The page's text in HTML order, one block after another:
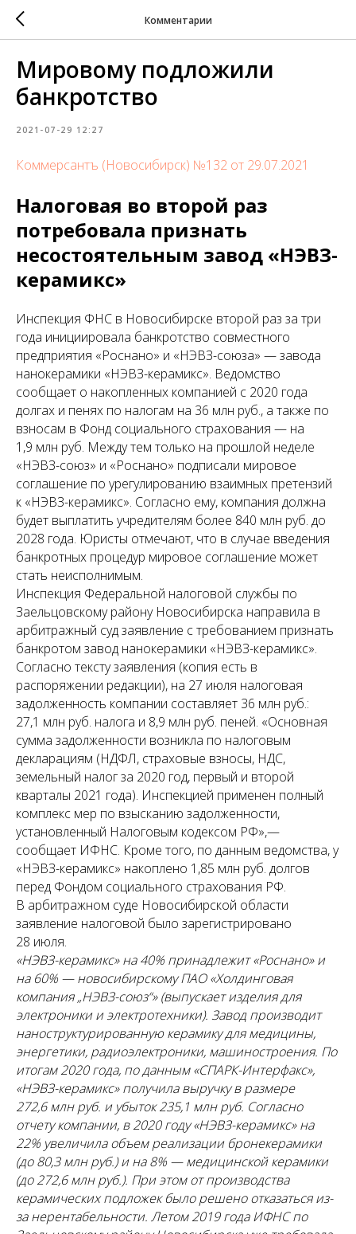
Комментарии
Мировому подложили
банкротство
2021-07-29 12:27
Коммерсантъ (Новосибирск) №132 от 29.07.2021
Налоговая во второй раз
потребовала признать
несостоятельным завод «НЭВЗ-
керамикс»
Инспекция ФНС в Новосибирске второй раз за три
года инициировала банкротство совместного
предприятия «Роснано» и «НЭВЗ-союза» — завода
нанокерамики «НЭВЗ-керамикс». Ведомство
сообщает о накопленных компанией с 2020 года
долгах и пенях по налогам на 36 млн руб., а также по
взносам в Фонд социального страхования — на
1,9 млн руб. Между тем только на прошлой неделе
«НЭВЗ-союз» и «Роснано» подписали мировое
соглашение по урегулированию взаимных претензий
к «НЭВЗ-керамикс». Согласно ему, компания должна
будет выплатить учредителям более 840 млн руб. до
2028 года. Юристы отмечают, что в случае введения
банкротных процедур мировое соглашение может
стать неисполнимым.
Инспекция Федеральной налоговой службы по
Заельцовскому району Новосибирска направила в
арбитражный суд заявление с требованием признать
банкротом завод нанокерамики «НЭВЗ-керамикс».
Согласно тексту заявления (копия есть в
распоряжении редакции), на 27 июля налоговая
задолженность компании составляет 36 млн руб.:
27,1 млн руб. налога и 8,9 млн руб. пеней. «Основная
сумма задолженности возникла по налоговым
декларациям (НДФЛ, страховые взносы, НДС,
земельный налог за 2020 год, первый и второй
кварталы 2021 года). Инспекцией применен полный
комплекс мер по взысканию задолженности,
установленный Налоговым кодексом РФ»,—
сообщает ИФНС. Кроме того, по данным ведомства, у
«НЭВЗ-керамикс» накоплено 1,85 млн руб. долгов
перед Фондом социального страхования РФ.
В арбитражном суде Новосибирской области
заявление налоговой было зарегистрировано
28 июля.
«НЭВЗ-керамикс» на 40% принадлежит «Роснано» и
на 60% — новосибирскому ПАО «Холдинговая
компания „НЭВЗ-союз“» (выпускает изделия для
электроники и электротехники). Завод производит
наноструктурированную керамику для медицины,
энергетики, радиоэлектроники, машиностроения. По
итогам 2020 года, по данным «СПАРК-Интерфакс»,
«НЭВЗ-керамикс» получила выручку в размере
272,6 млн руб. и убыток 235,1 млн руб. Согласно
отчету компании, в 2020 году «НЭВЗ-керамикс» на
22% увеличила объем реализации бронекерамики
(до 80,3 млн руб.) и на 8% — медицинской керамики
(до 272,6 млн руб.). При этом от производства
керамических подложек было решено отказаться из-
за нерентабельности. Летом 2019 года ИФНС по